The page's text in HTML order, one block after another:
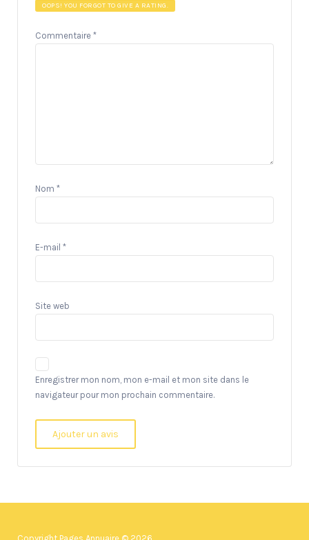
OOPS! YOU FORGOT TO GIVE A RATING.
Commentaire *
Nom *
E-mail *
Site web
Enregistrer mon nom, mon e-mail et mon site dans le
navigateur pour mon prochain commentaire.